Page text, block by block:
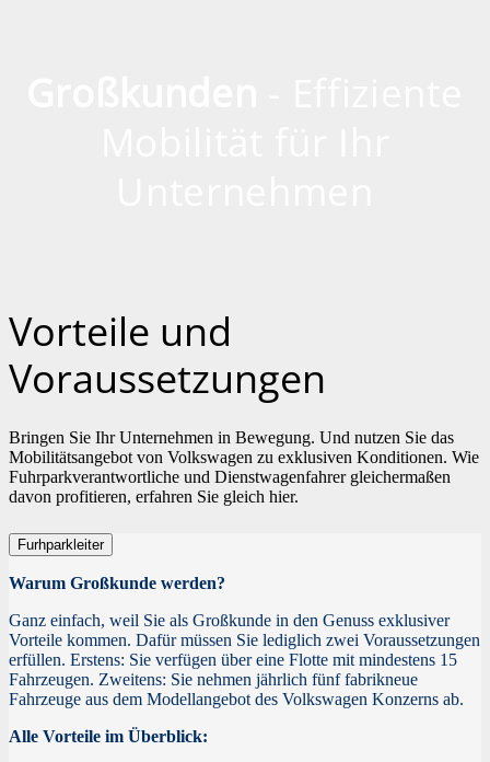
Vorteile und
Voraussetzungen
Bringen Sie Ihr Unternehmen in Bewegung. Und nutzen Sie das
Mobilitätsangebot von Volkswagen zu exklusiven Konditionen. Wie
Fuhrparkverantwortliche und Dienstwagenfahrer gleichermaßen
davon profitieren, erfahren Sie gleich hier.
Furhparkleiter
Warum Großkunde werden?
Ganz einfach, weil Sie als Großkunde in den Genuss exklusiver
Vorteile kommen. Dafür müssen Sie lediglich zwei Voraussetzungen
erfüllen. Erstens: Sie verfügen über eine Flotte mit mindestens 15
Fahrzeugen. Zweitens: Sie nehmen jährlich fünf fabrikneue
Fahrzeuge aus dem Modellangebot des Volkswagen Konzerns ab.
Alle Vorteile im Überblick: